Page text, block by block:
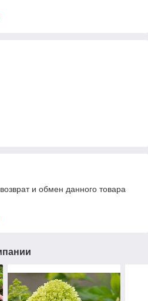
и обмен данного товара